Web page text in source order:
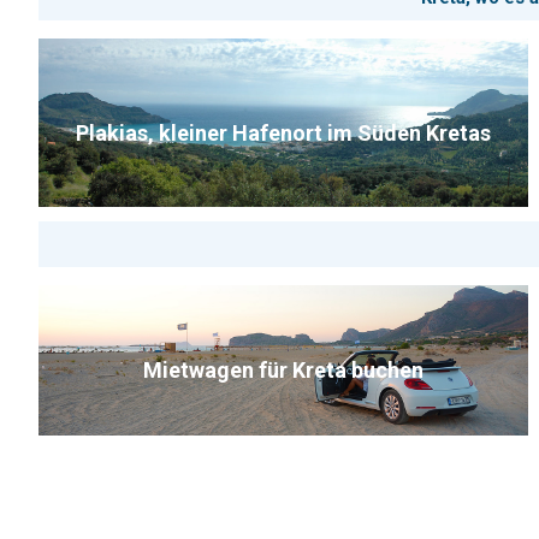
Schlafzimmern und Terrasse – ideal für Familien oder Paare,
die unabhängig wohnen möchten. Die Unterkünfte liegen nur
etwa 50 m vom Strand entfernt, während weitere Sand- und
Felsbuchten rund um Grammenos bequem zu Fuß erreichbar
sind.
Die Lage in Grammenos westlich von Paleochora ist
besonders reizvoll: Der bekannte Sandstrand mit
Zedernbäumen zählt zu den schönsten Naturstränden im
Süden Kretas. Gleichzeitig erreichen Sie die lebendige
Auch für Ausflüge ist die Lage ideal. In der Umgebung warten
naturbelassene Buchten, Wanderwege entlang der Küste
sowie Highlights wie Elafonissi, Kedrodasos oder Sougia –
alles gut als Tagesausflug erreichbar.
Die Villas Paleochora in Grammenos sind eine ruhige,
Plakias, kleiner Hafenort im Süden Kretas
Mietwagen für Kreta buchen